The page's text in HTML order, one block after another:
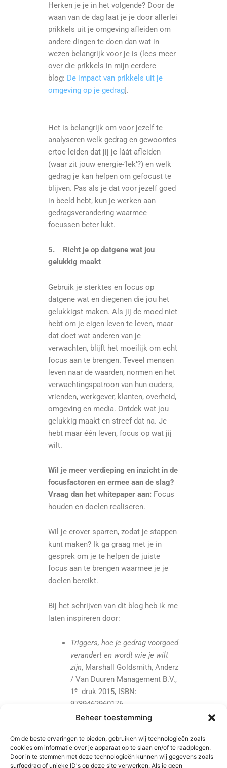
Beheer toestemming
Om de beste ervaringen te bieden, gebruiken wij technologieën zoals
cookies om informatie over je apparaat op te slaan en/of te raadplegen.
Door in te stemmen met deze technologieën kunnen wij gegevens zoals
surfgedrag of unieke ID's op deze site verwerken. Als je geen
Herken je je in het volgende? Door de
waan van de dag laat je je door allerlei
prikkels uit je omgeving afleiden om
andere dingen te doen dan wat in
wezen belangrijk voor je is (lees meer
over die prikkels in mijn eerdere
blog: De impact van prikkels uit je
omgeving op je gedrag ].
Het is belangrijk om voor jezelf te
analyseren welk gedrag en gewoontes
ertoe leiden dat jij je láát afleiden
(waar zit jouw energie-‘lek’?) en welk
gedrag je kan helpen om gefocust te
blijven. Pas als je dat voor jezelf goed
in beeld hebt, kun je werken aan
gedragsverandering waarmee
focussen beter lukt.
5.
Richt je op datgene wat jou
gelukkig maakt
Gebruik je sterktes en focus op
datgene wat en diegenen die jou het
gelukkigst maken. Als jij de moed niet
hebt om je eigen leven te leven, maar
dat doet wat anderen van je
verwachten, blijft het moeilijk om echt
focus aan te brengen. Teveel mensen
leven naar de waarden, normen en het
verwachtingspatroon van hun ouders,
vrienden, werkgever, klanten, overheid,
omgeving en media. Ontdek wat jou
gelukkig maakt en streef dat na. Je
hebt maar één leven, focus op wat jij
wilt.
Wil je meer verdieping en inzicht in de
focusfactoren en ermee aan de slag?
Vraag dan het whitepaper aan: Focus
houden en doelen realiseren.
Wil je erover sparren, zodat je stappen
kunt maken? Ik ga graag met je in
gesprek om je te helpen de juiste
focus aan te brengen waarmee je je
doelen bereikt.
Bij het schrijven van dit blog heb ik me
laten inspireren door:
Triggers, hoe je gedrag voorgoed
verandert en wordt wie je wilt
zijn, Marshall Goldsmith, Anderz
/ Van Duuren Management B.V.,
1edruk 2015, ISBN:
9789462960176.
Aandacht , Daniel Coleman,
9789047006152,Waar je ook
gaat daar ben je, Jon Kabat-
Zinn, VBK Media 2012, EAN: